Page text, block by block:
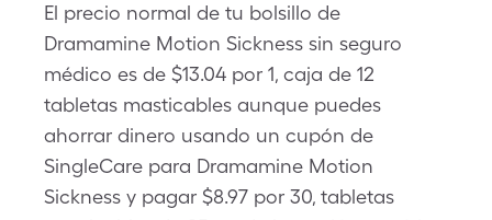
El precio normal de tu bolsillo de
Dramamine Motion Sickness sin seguro
médico es de $13.04 por 1, caja de 12
tabletas masticables aunque puedes
ahorrar dinero usando un cupón de
SingleCare para Dramamine Motion
Sickness y pagar $8.97 por 30, tabletas